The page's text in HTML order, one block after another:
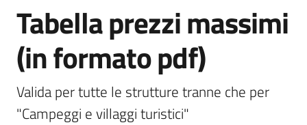
Turismo
accessibile
Progetti
europei
Tabella prezzi massimi
(in formato pdf)
Valida per tutte le strutture tranne che per
"Campeggi e villaggi turistici"